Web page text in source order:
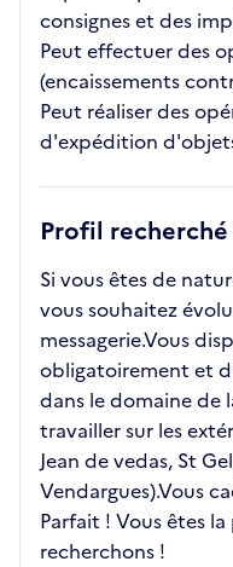
consignes et des
Peut effectuer des
(encaissements
Peut réaliser des
d'expédition
Profil
Si vous êtes de
vous souhaitez
messagerie.Vous
obligatoirement et
dans le domaine de
travailler sur les
Jean de vedas, St
Vendargues).Vous
Parfait ! Vous êtes
recherchons !